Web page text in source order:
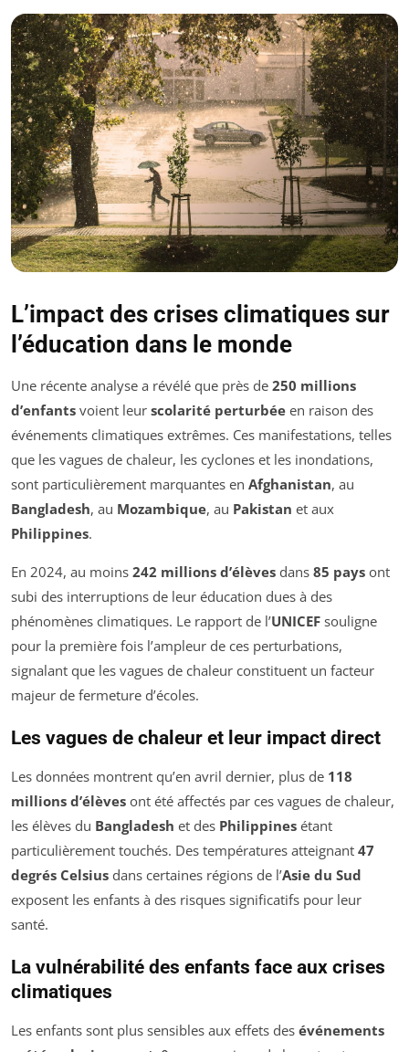
L’impact des crises climatiques sur
l’éducation dans le monde
Une récente analyse a révélé que près de 250 millions
d’enfants voient leur scolarité perturbée en raison des
événements climatiques extrêmes. Ces manifestations, telles
que les vagues de chaleur, les cyclones et les inondations,
sont particulièrement marquantes en Afghanistan, au
Bangladesh, au Mozambique, au Pakistan et aux
Philippines.
En 2024, au moins 242 millions d’élèves dans 85 pays ont
subi des interruptions de leur éducation dues à des
phénomènes climatiques. Le rapport de l’UNICEF souligne
pour la première fois l’ampleur de ces perturbations,
signalant que les vagues de chaleur constituent un facteur
majeur de fermeture d’écoles.
Les vagues de chaleur et leur impact direct
Les données montrent qu’en avril dernier, plus de 118
millions d’élèves ont été affectés par ces vagues de chaleur,
les élèves du Bangladesh et des Philippines étant
particulièrement touchés. Des températures atteignant 47
degrés Celsius dans certaines régions de l’Asie du Sud
exposent les enfants à des risques significatifs pour leur
santé.
La vulnérabilité des enfants face aux crises
climatiques
Les enfants sont plus sensibles aux effets des événements